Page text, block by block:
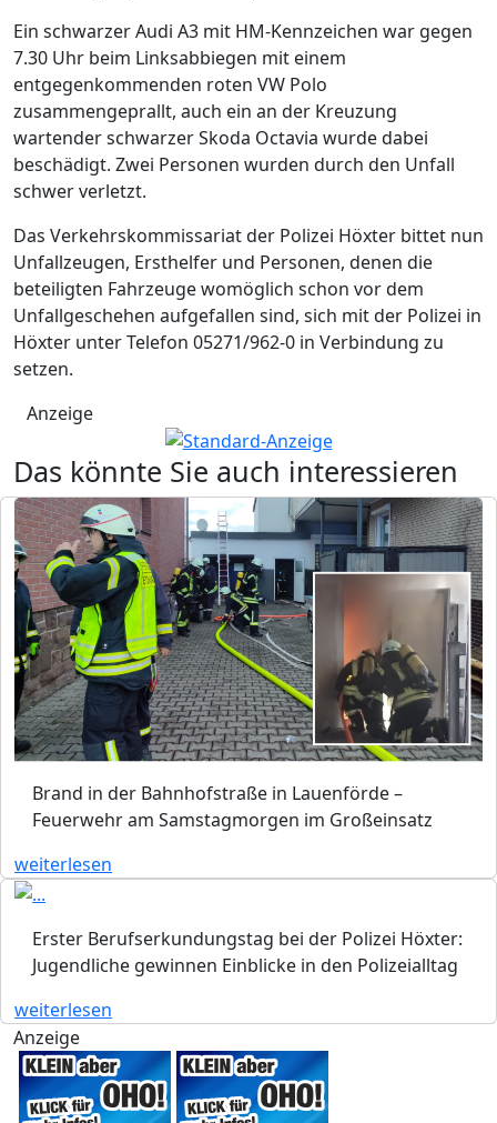
Ein schwarzer Audi A3 mit HM-Kennzeichen war gegen
7.30 Uhr beim Linksabbiegen mit einem
entgegenkommenden roten VW Polo
zusammengeprallt, auch ein an der Kreuzung
wartender schwarzer Skoda Octavia wurde dabei
beschädigt. Zwei Personen wurden durch den Unfall
schwer verletzt.
Das Verkehrskommissariat der Polizei Höxter bittet nun
Unfallzeugen, Ersthelfer und Personen, denen die
beteiligten Fahrzeuge womöglich schon vor dem
Unfallgeschehen aufgefallen sind, sich mit der Polizei in
Höxter unter Telefon 05271/962-0 in Verbindung zu
setzen.
Anzeige
Das könnte Sie auch interessieren
Brand in der Bahnhofstraße in Lauenförde –
Feuerwehr am Samstagmorgen im Großeinsatz
weiterlesen
Erster Berufserkundungstag bei der Polizei Höxter:
Jugendliche gewinnen Einblicke in den Polizeialltag
weiterlesen
Anzeige